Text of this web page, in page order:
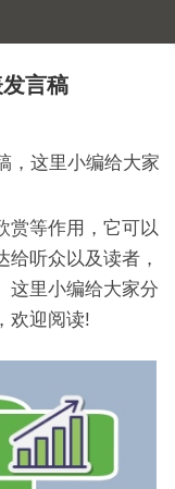
言稿
，这里小编给大家
赏等作用，它可以
听众以及读者，
这里小编给大家分
欢迎阅读!